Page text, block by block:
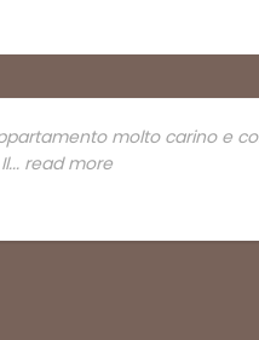
molto carino e
... read more